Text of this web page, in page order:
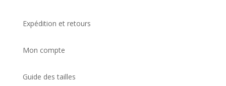
Expédition et retours
Mon compte
Guide des tailles